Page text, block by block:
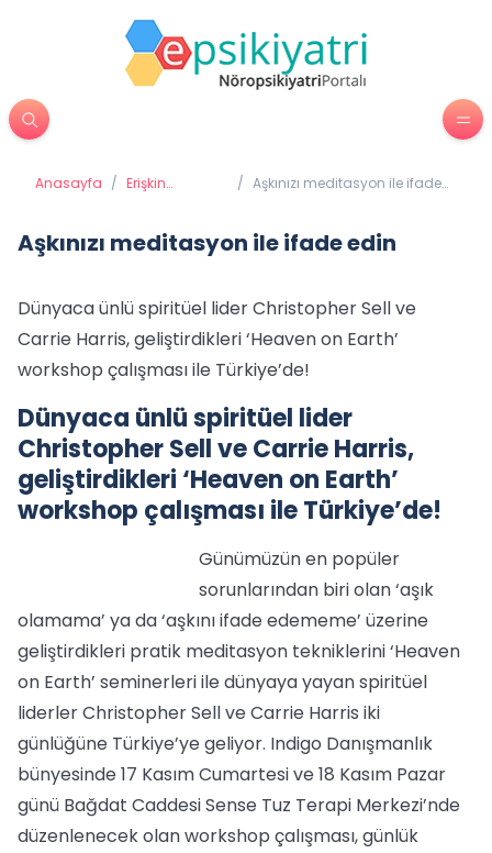
Anasayfa / Erişkin
/ Aşkınızı meditasyon ile ifade
Aşkınızı meditasyon ile ifade edin
Dünyaca ünlü spiritüel lider Christopher Sell ve
Carrie Harris, geliştirdikleri ‘Heaven on Earth’
workshop çalışması ile Türkiye’de!
Dünyaca ünlü spiritüel lider
Christopher Sell ve Carrie Harris,
geliştirdikleri ‘Heaven on Earth’
workshop çalışması ile Türkiye’de!
Günümüzün en popüler
sorunlarından biri olan ‘aşık
olamama’ ya da ‘aşkını ifade edememe’ üzerine
geliştirdikleri pratik meditasyon tekniklerini ‘Heaven
on Earth’ seminerleri ile dünyaya yayan spiritüel
liderler Christopher Sell ve Carrie Harris iki
günlüğüne Türkiye’ye geliyor. Indigo Danışmanlık
bünyesinde 17 Kasım Cumartesi ve 18 Kasım Pazar
günü Bağdat Caddesi Sense Tuz Terapi Merkezi’nde
düzenlenecek olan workshop çalışması, günlük